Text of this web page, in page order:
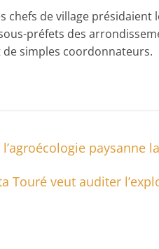
chefs de village présidaient
préfets des
simples coordonnateurs.
paysanne
Touré veut auditer